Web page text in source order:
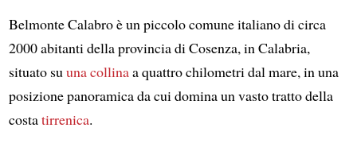
Belmonte Calabro è un piccolo comune italiano di circa
2000 abitanti della provincia di Cosenza, in Calabria,
situato suuna collinaa quattro chilometri dal mare, in una
posizione panoramica da cui domina un vasto tratto della
costatirrenica.